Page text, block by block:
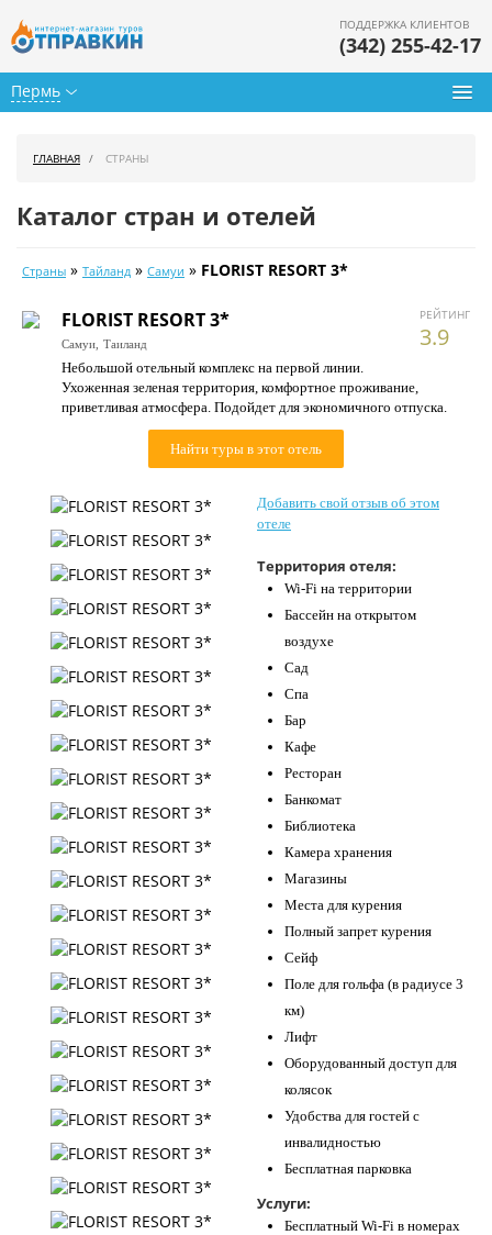
Пермь
ПОДДЕРЖКА КЛИЕНТОВ
(342) 255-42-17
Календарь туров
Цены дня
Страны
Как купить
Контакты
ГЛАВНАЯ СТРАНЫ
Каталог стран и отелей
Страны » Тайланд » Самуи » FLORIST RESORT 3*
РЕЙТИНГ
3.9
FLORIST RESORT 3*
Самуи, Таиланд
Небольшой отельный комплекс на первой линии.
Ухоженная зеленая территория, комфортное проживание,
приветливая атмосфера. Подойдет для экономичного отпуска.
Найти туры в этот отель
Добавить свой отзыв об этом
отеле
Территория отеля:
Wi-Fi на территории
Бассейн на открытом
воздухе
Сад
Спа
Бар
Кафе
Ресторан
Банкомат
Библиотека
Камера хранения
Магазины
Места для курения
Полный запрет курения
Сейф
Поле для гольфа (в радиусе 3
км)
Лифт
Оборудованный доступ для
колясок
Удобства для гостей с
инвалидностью
Бесплатная парковка
Услуги:
Бесплатный Wi-Fi в номерах